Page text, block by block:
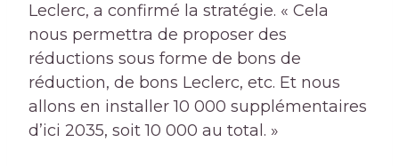
Leclerc, a confirmé la stratégie. « Cela
nous permettra de proposer des
réductions sous forme de bons de
réduction, de bons Leclerc, etc. Et nous
allons en installer 10 000 supplémentaires
d’ici 2035, soit 10 000 au total. »